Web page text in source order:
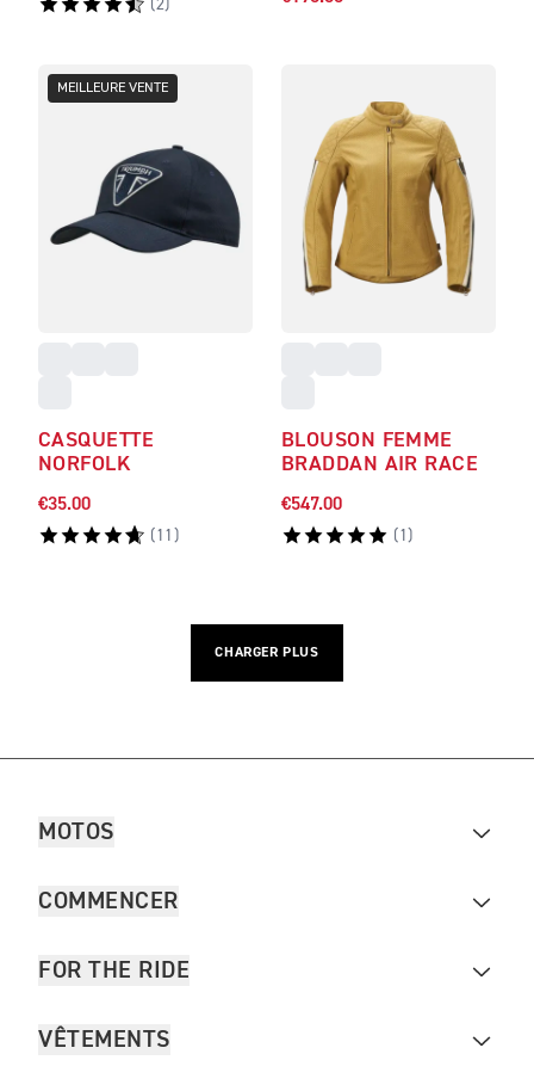
(2)
MEILLEURE VENTE
CASQUETTE
NORFOLK
€35.00
( 11 )
BLOUSON FEMME
BRADDAN AIR RACE
€547.00
( 1 )
CHARGER PLUS
MOTOS
COMMENCER
FOR THE RIDE
VÊTEMENTS